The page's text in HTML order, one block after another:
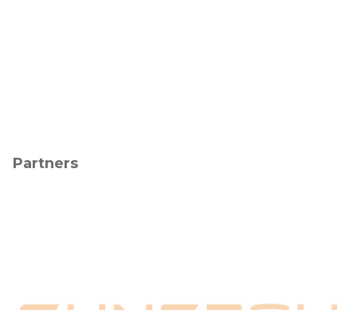
Partners